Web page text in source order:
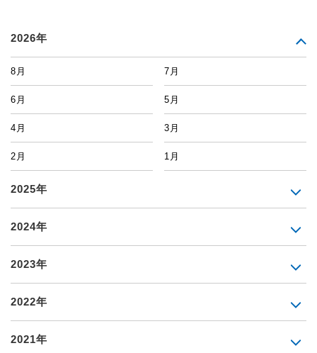
2026年
8月 7月
6月 5月
4月 3月
2月 1月
2025年
2024年
2023年
2022年
2021年